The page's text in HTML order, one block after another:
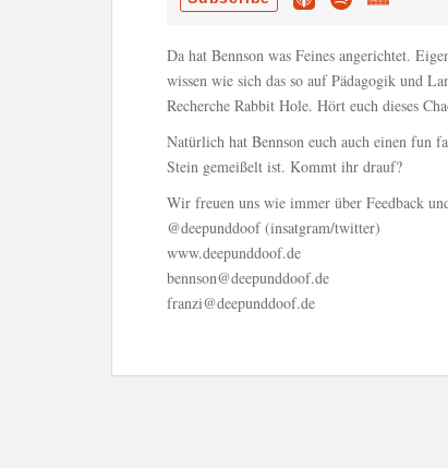
Da hat Bennson was Feines angerichtet.
wissen wie sich das so auf Pädagogik und
Recherche Rabbit Hole. Hört euch dieses
Natürlich hat Bennson euch auch einen fun
Stein gemeißelt ist. Kommt ihr drauf?
Wir freuen uns wie immer über Feedback
@deepunddoof (insatgram/twitter)
www.deepunddoof.de
bennson@deepunddoof.de
franzi@deepunddoof.de